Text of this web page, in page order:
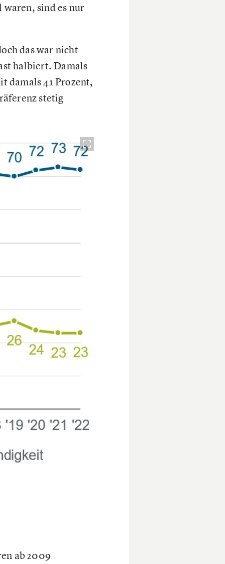
waren, sind es nur
das war nicht
halbiert. Damals
damals 41 Prozent,
stetig
ab 2009